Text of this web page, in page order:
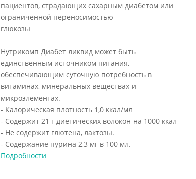
пациентов, страдающих сахарным диабетом или
ограниченной переносимостью
глюкозы
Нутрикомп Диабет ликвид может быть
единственным источником питания,
обеспечивающим суточную потребность в
витаминах, минеральных веществах и
микроэлементах.
- Калорическая плотность 1,0 ккал/мл
- Содержит 21 г диетических волокон на 1000 ккал
- Не содержит глютена, лактозы.
- Содержание пурина 2,3 мг в 100 мл.
Подробности